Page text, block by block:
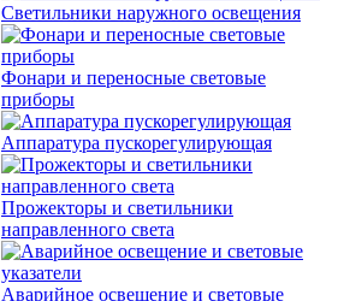
Светильники наружного освещения
Фонари и переносные световые
приборы
Аппаратура пускорегулирующая
Прожекторы и светильники
направленного света
Аварийное освещение и световые